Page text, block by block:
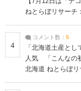
ねとらぼリサーチ
4
コメント数： 5
「北海道土産と
人気 「こんなの
北海道 ねとらぼリ